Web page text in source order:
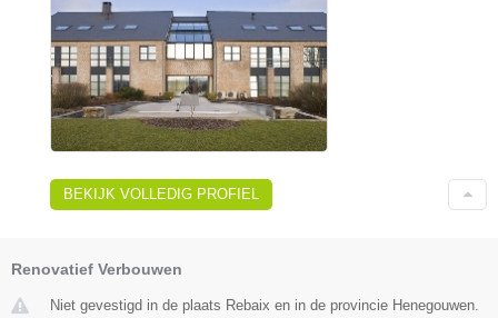
BEKIJK VOLLEDIG PROFIEL
Renovatief Verbouwen
Niet gevestigd in de plaats Rebaix en in de provincie Henegouwen.